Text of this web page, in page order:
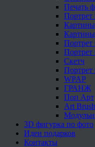
Печать
Портрет
Картины
Портрет
Скетч
Портрет
WPAP
ГРАНЖ
Поп Арт
Art Brush
3D фигурка по фото
Идеи подарков
Контакты